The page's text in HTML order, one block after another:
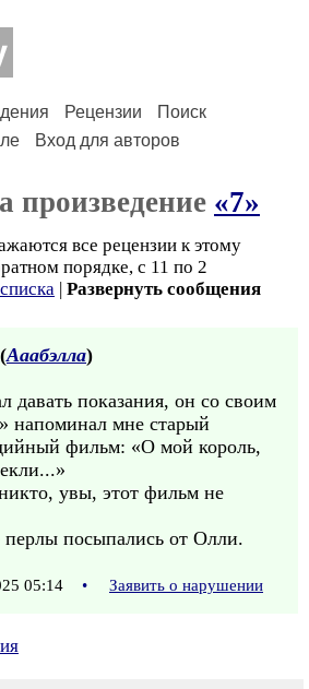
Рецензии
Поиск
Вход для авторов
произведение «7»
все рецензии к этому
порядке, с 11 по 2
| Развернуть сообщения
Ааабэлла)
давать показания, он со своим
напоминал мне старый
фильм: «О мой король,
увы, этот фильм не
перлы посыпались от Олли.
05:14 • Заявить о нарушении